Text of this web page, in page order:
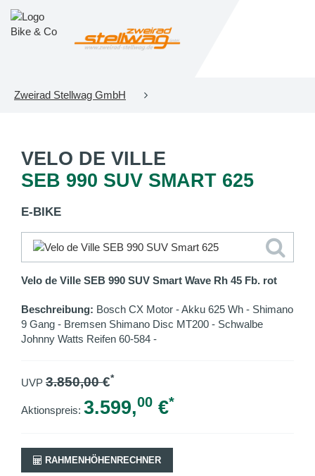
Zweirad Stellwag GmbH
VELO DE VILLE
SEB 990 SUV SMART 625
E-BIKE
Velo de Ville SEB 990 SUV Smart Wave Rh 45 Fb. rot
Beschreibung: Bosch CX Motor - Akku 625 Wh - Shimano
9 Gang - Bremsen Shimano Disc MT200 - Schwalbe
Johnny Watts Reifen 60-584 -
UVP 3.850,00€*
Aktionspreis: 3.599,00 €*
RAHMENHÖHENRECHNER